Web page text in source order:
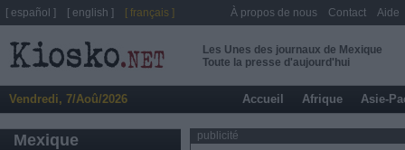
Les Unes des journaux de Mexique
Toute la presse d'aujourd'hui
Vendredi, 7/Aoû/2026 Accueil Afrique Asie-
Mexique publicité
[ español ] [ english ] [ français ] À propos de nous Contact Aide